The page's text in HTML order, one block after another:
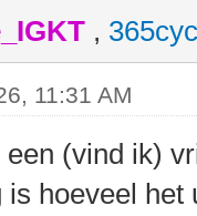
,
11:31 AM
een (vind ik)
is hoeveel